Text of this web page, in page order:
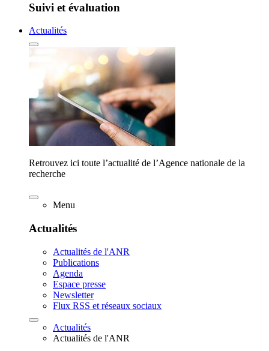
Suivi et évaluation
Actualités
Retrouvez ici toute l’actualité de l’Agence nationale de la
recherche
Menu
Actualités
Actualités de l'ANR
Publications
Agenda
Espace presse
Newsletter
Flux RSS et réseaux sociaux
Actualités
Actualités de l'ANR